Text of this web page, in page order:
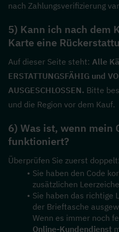
nach Zahlungsverifizierung
5) Kann ich nach dem
Karte eine
Auf dieser Seite steht: Alle
ERSTATTUNGSFÄHIG und
AUSGESCHLOSSEN. Bitte
und die Region vor dem Kauf.
6) Was ist, wenn mein
funktioniert?
Überprüfen Sie zuerst doppelt:
Sie haben den Code
zusätzlichen
Sie haben das richtige
der Brieftasche
Online-Kundendienst